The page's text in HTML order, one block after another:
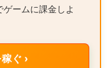
ームに課金しよ
ぐ ›